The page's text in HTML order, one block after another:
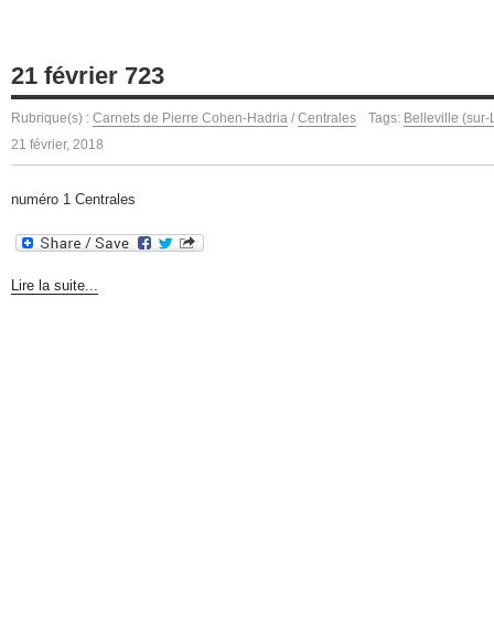
21 février 723
Rubrique(s) : Carnets de Pierre Cohen-Hadria / Centrales Tags: Belleville (sur-
21 février, 2018
numéro 1 Centrales
Lire la suite...